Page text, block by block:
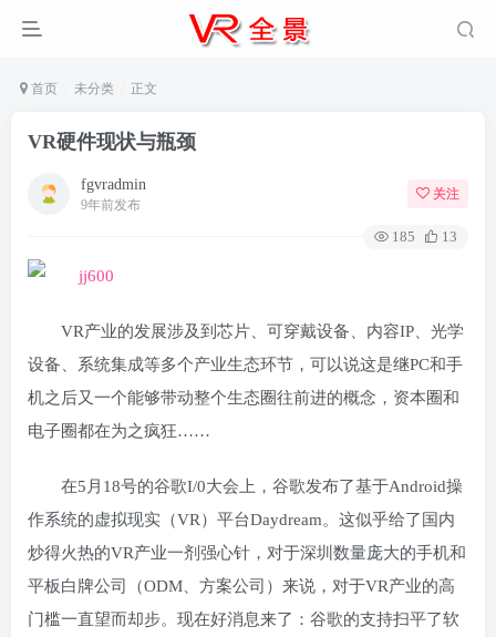
首页 未分类 正文
VR硬件现状与瓶颈
fgvradmin
9年前发布
关注
185 13
VR产业的发展涉及到芯片、可穿戴设备、内容IP、光学
设备、系统集成等多个产业生态环节，可以说这是继PC和手
机之后又一个能够带动整个生态圈往前进的概念，资本圈和
电子圈都在为之疯狂……
在5月18号的谷歌I/0大会上，谷歌发布了基于Android操
作系统的虚拟现实（VR）平台Daydream。这似乎给了国内
炒得火热的VR产业一剂强心针，对于深圳数量庞大的手机和
平板白牌公司（ODM、方案公司）来说，对于VR产业的高
门槛一直望而却步。现在好消息来了：谷歌的支持扫平了软